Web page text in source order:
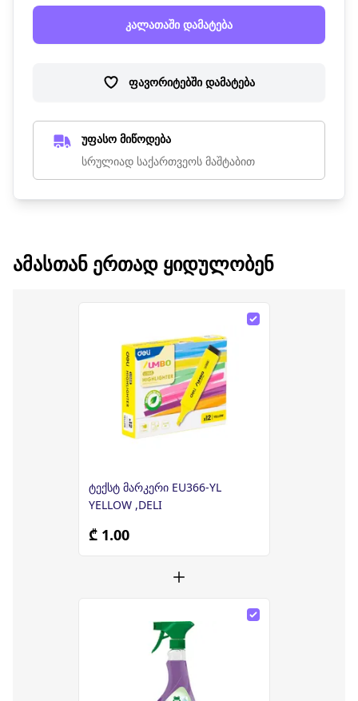
კალათაში დამატება
ფავორიტებში დამატება
უფასო მიწოდება
სრულიად საქართვეოს მაშტაბით
ᲐᲛᲐᲡᲗᲐᲜ ᲔᲠᲗᲐᲓ ᲧᲘᲓᲣᲚᲝᲑᲔᲜ
ტექსტ მარკერი EU366-YL
YELLOW ,DELI
₾ 1.00